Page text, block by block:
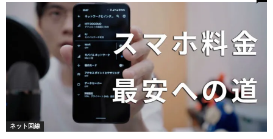
ネット回線